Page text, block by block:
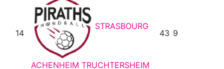
14
STRASBOURG
ACHENHEIM TRUCHTERSHEIM
43 9